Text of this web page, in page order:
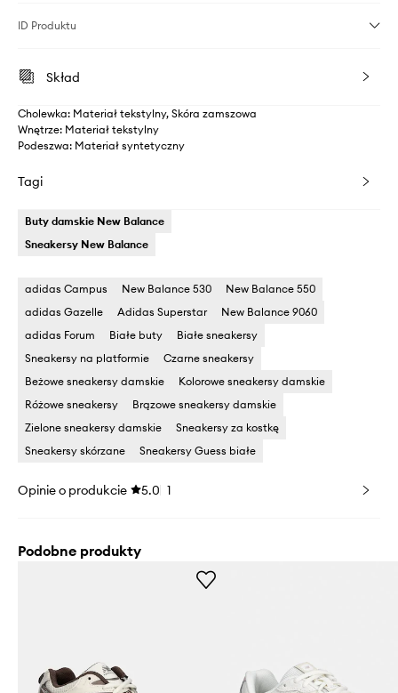
ID Produktu
Skład
Cholewka: Materiał tekstylny, Skóra zamszowa
Wnętrze: Materiał tekstylny
Podeszwa: Materiał syntetyczny
Tagi
Buty damskie New Balance
Sneakersy New Balance
adidas Campus New Balance 530
New Balance 550
adidas Gazelle
Adidas Superstar
New Balance 9060
adidas Forum
Białe buty
Białe sneakersy
Sneakersy na platformie
Czarne sneakersy
Beżowe sneakersy damskie
Kolorowe sneakersy damskie
Różowe sneakersy
Brązowe sneakersy damskie
Zielone sneakersy damskie
Sneakersy za kostkę
Sneakersy skórzane
Sneakersy Guess białe
Opinie o produkcie 5.0 1
Podobne produkty